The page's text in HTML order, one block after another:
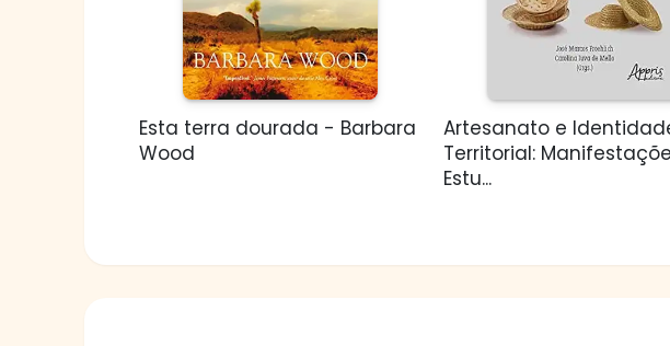
Esta terra dourada - Barbara
Wood
Artesanato e
Territorial:
Estu...